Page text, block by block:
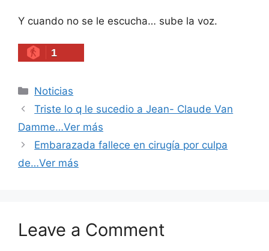
Y cuando no se le escucha… sube la voz.
1
Categories
Noticias
Triste lo q le sucedio a Jean- Claude Van
Damme…Ver más
Embarazada fallece en cirugía por culpa
de…Ver más
Leave a Comment